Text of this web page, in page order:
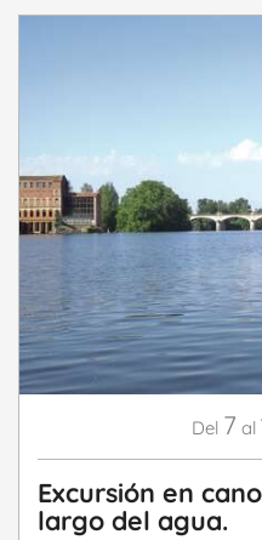
Del 7 al
Excursión en
largo del agua.